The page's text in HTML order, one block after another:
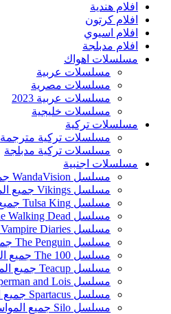
افلام هندية
افلام كرتون
افلام اسيوي
افلام مدبلجة
مسلسلات اهواك
مسلسلات عربية
مسلسلات مصرية
مسلسلات عربية 2023
مسلسلات خليجية
مسلسلات تركية
مسلسلات تركية مترجمة
مسلسلات تركية مدبلجة
مسلسلات اجنبية
مسلسل WandaVision جميع المواسم
مسلسل Vikings جميع المواسم
مسلسل Tulsa King جميع المواسم
مسلسل The Walking Dead جميع المواسم
مسلسل The Vampire Diaries جميع المواسم
مسلسل The Penguin جميع المواسم
مسلسل The 100 جميع المواسم
مسلسل Teacup جميع المواسم
مسلسل Superman and Lois جميع المواسم
مسلسل Spartacus جميع المواسم
مسلسل Silo جميع المواسم